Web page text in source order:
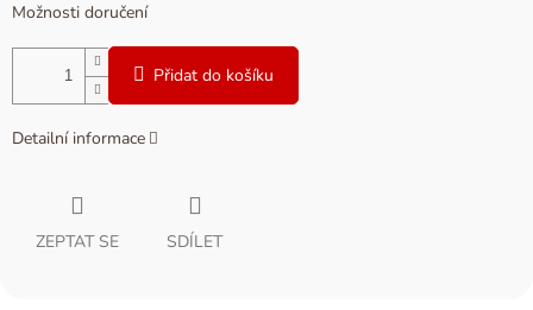
Možnosti doručení
Přidat do košíku
Detailní informace
ZEPTAT SE SDÍLET